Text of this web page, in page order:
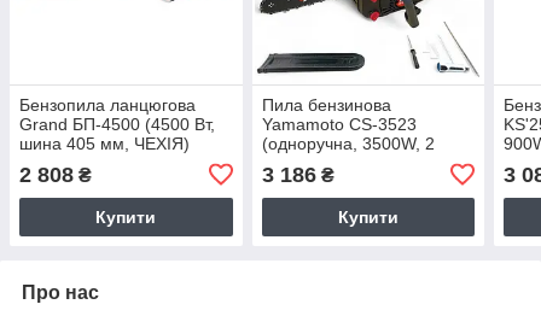
Бензопила ланцюгова
Grand БП-4500 (4500 Вт,
шина 405 мм, ЧЕХІЯ)
2 808 ₴
Купити
Пила бензинова
Yamamoto CS-3523
(одноручна, 3500W, 2
ланцюги, короткий корпус,
ЯПОНІЯ)
3 186₴
Купити
3
Про нас